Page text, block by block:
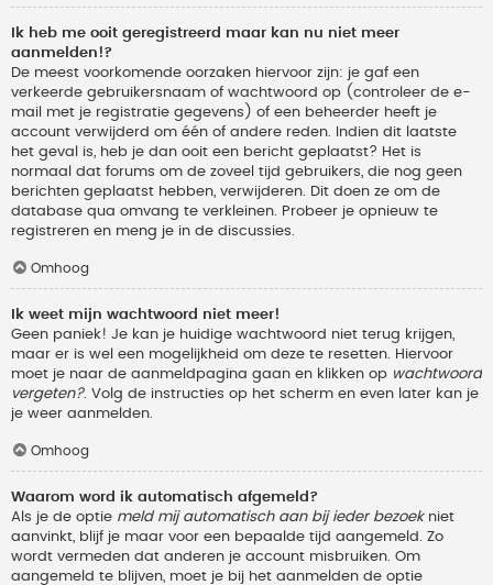
Ik heb me ooit geregistreerd maar kan nu niet meer
aanmelden!?
De meest voorkomende oorzaken hiervoor zijn: je gaf een
verkeerde gebruikersnaam of wachtwoord op (controleer de e-
mail met je registratie gegevens) of een beheerder heeft je
account verwijderd om één of andere reden. Indien dit laatste
het geval is, heb je dan ooit een bericht geplaatst? Het is
normaal dat forums om de zoveel tijd gebruikers, die nog geen
berichten geplaatst hebben, verwijderen. Dit doen ze om de
database qua omvang te verkleinen. Probeer je opnieuw te
registreren en meng je in de discussies.
Omhoog
Ik weet mijn wachtwoord niet meer!
Geen paniek! Je kan je huidige wachtwoord niet terug krijgen,
maar er is wel een mogelijkheid om deze te resetten. Hiervoor
moet je naar de aanmeldpagina gaan en klikken op wachtwoord
vergeten?. Volg de instructies op het scherm en even later kan je
je weer aanmelden.
Omhoog
Waarom word ik automatisch afgemeld?
Als je de optie meld mij automatisch aan bij ieder bezoekniet
aanvinkt, blijf je maar voor een bepaalde tijd aangemeld. Zo
wordt vermeden dat anderen je account misbruiken. Om
aangemeld te blijven, moet je bij het aanmelden de optie